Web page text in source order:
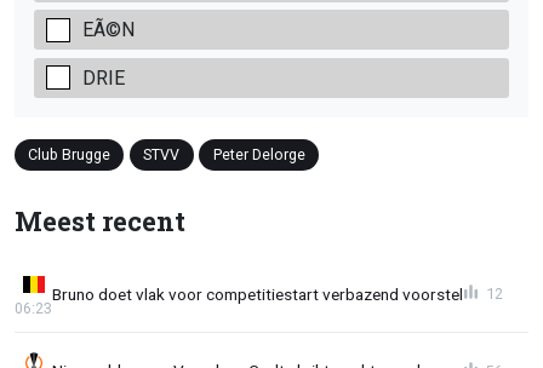
EÃ©N
DRIE
Club Brugge STVV Peter Delorge
Meest recent
Bruno doet vlak voor competitiestart verbazend voorstel
06:23
12